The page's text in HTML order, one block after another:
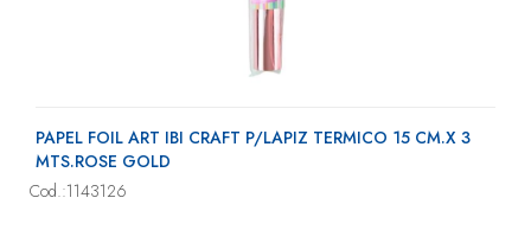
PAPEL FOIL ART IBI CRAFT P/LAPIZ TERMICO 15 CM.X 3
MTS.ROSE GOLD
Cod.:1143126